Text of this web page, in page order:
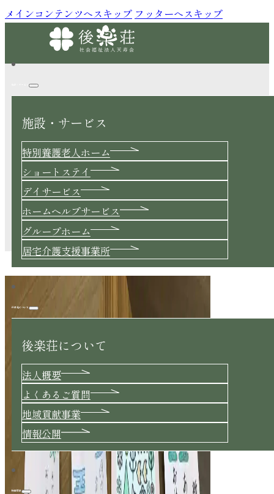
メインコンテンツへスキップ フッターへスキップ
施設・サービス
施設・サービス
特別養護老人ホーム
ショートステイ
デイサービス
ホームヘルプサービス
グループホーム
居宅介護支援事業所
後楽荘について
後楽荘について
法人概要
よくあるご質問
地域貢献事業
情報公開
採用情報
Blog
GH 新年
2026.01.20 |グループホーム